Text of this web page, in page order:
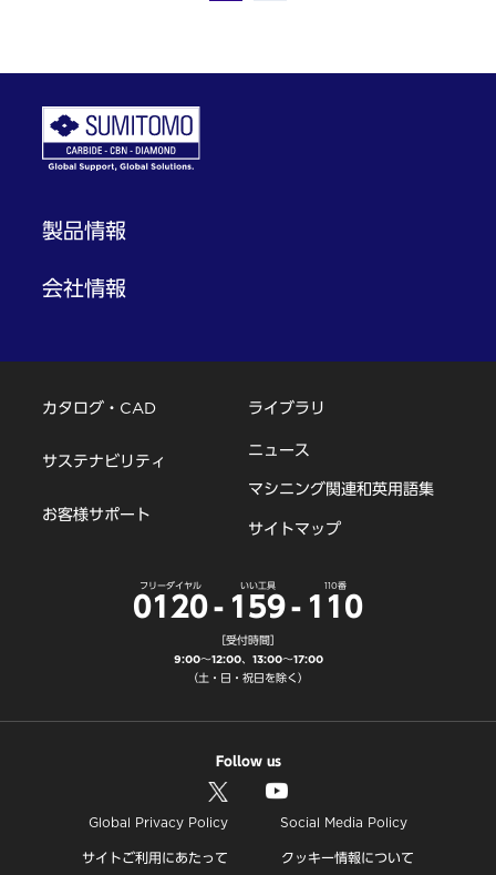
製品情報
会社情報
カタログ・CAD
サステナビリティ
お客様サポート
ライブラリ
ニュース
マシニング関連和英用語集
サイトマップ
0120
フリーダイヤル
- 159
いい工具
- 110
110番
［受付時間］
9:00～12:00、13:00～17:00
（土・日・祝日を除く）
Follow us
Global Privacy Policy
Social Media Policy
サイトご利用にあたって
クッキー情報について